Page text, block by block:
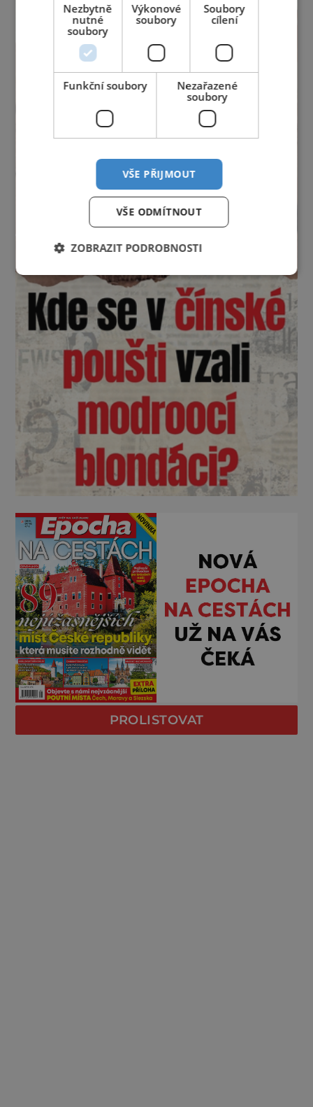
PROLISTOVAT
Nezbytně
nutné
soubory
Výkonové
soubory
Soubory
cílení
Funkční soubory
Nezařazené
soubory
VŠE PŘIJMOUT
VŠE ODMÍTNOUT
ZOBRAZIT PODROBNOSTI